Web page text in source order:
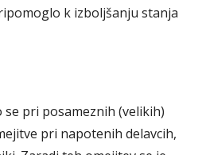
k izboljšanju stanja
pri posameznih (velikih)
pri napotenih delavcih,